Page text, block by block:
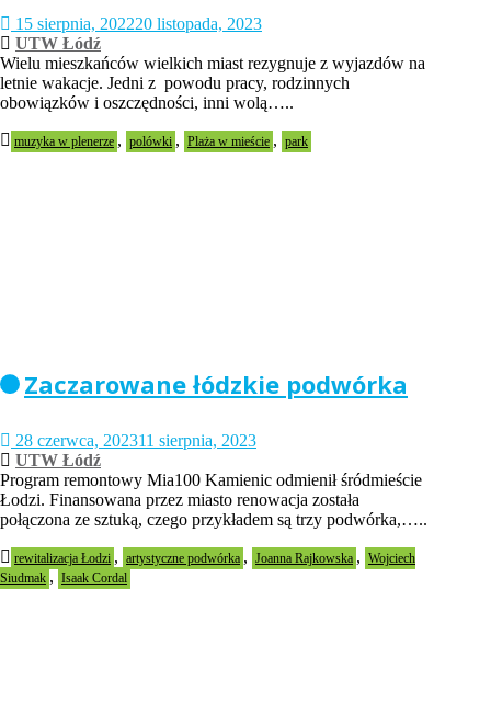
15 sierpnia, 202220 listopada, 2023
UTW Łódź
Wielu mieszkańców wielkich miast rezygnuje z wyjazdów na
letnie wakacje. Jedni z powodu pracy, rodzinnych
obowiązków i oszczędności, inni wolą…..
muzyka w plenerze , polówki , Plaża w mieście , park
Zaczarowane łódzkie podwórka
28 czerwca, 202311 sierpnia, 2023
UTW Łódź
Program remontowy Mia100 Kamienic odmienił śródmieście
Łodzi. Finansowana przez miasto renowacja została
połączona ze sztuką, czego przykładem są trzy podwórka,…..
rewitalizacja Łodzi , artystyczne podwórka , Joanna Rajkowska , Wojciech
Siudmak , Isaak Cordal